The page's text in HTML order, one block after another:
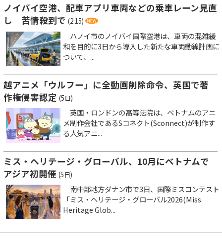
ノイバイ空港、配車アプリ車両などの乗車レーン見直
し 苦情殺到で (2:15)
ハノイ市のノイバイ国際空港は、車両の混雑緩
和を目的に3日から導入した新たな車両動線計画に
ついて、...
越アニメ「ウルフー」に全動画削除命令、英国で著
作権侵害認定 (5日)
英国・ロンドンの高等法院は、ベトナムのアニ
メ制作会社であるSコネクト(Sconnect)が制作す
る人気アニ...
ミス・ヘリテージ・グローバル、10月にベトナムで
アジア初開催 (5日)
南中部地方ダナン市で3日、国際ミスコンテスト
「ミス・ヘリテージ・グローバル2026(Miss
Heritage Glob...